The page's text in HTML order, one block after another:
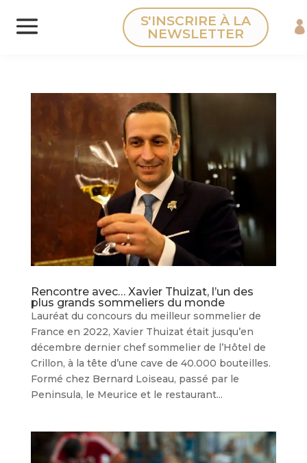
Panneau de gestion des cookies
S'INSCRIRE À LA
NEWSLETTER
Rencontre avec… Xavier Thuizat, l’un des
plus grands sommeliers du monde
Lauréat du concours du meilleur sommelier de
France en 2022, Xavier Thuizat était jusqu’en
décembre dernier chef sommelier de l’Hôtel de
Crillon, à la tête d’une cave de 40.000 bouteilles.
Formé chez Bernard Loiseau, passé par le
Peninsula, le Meurice et le restaurant...